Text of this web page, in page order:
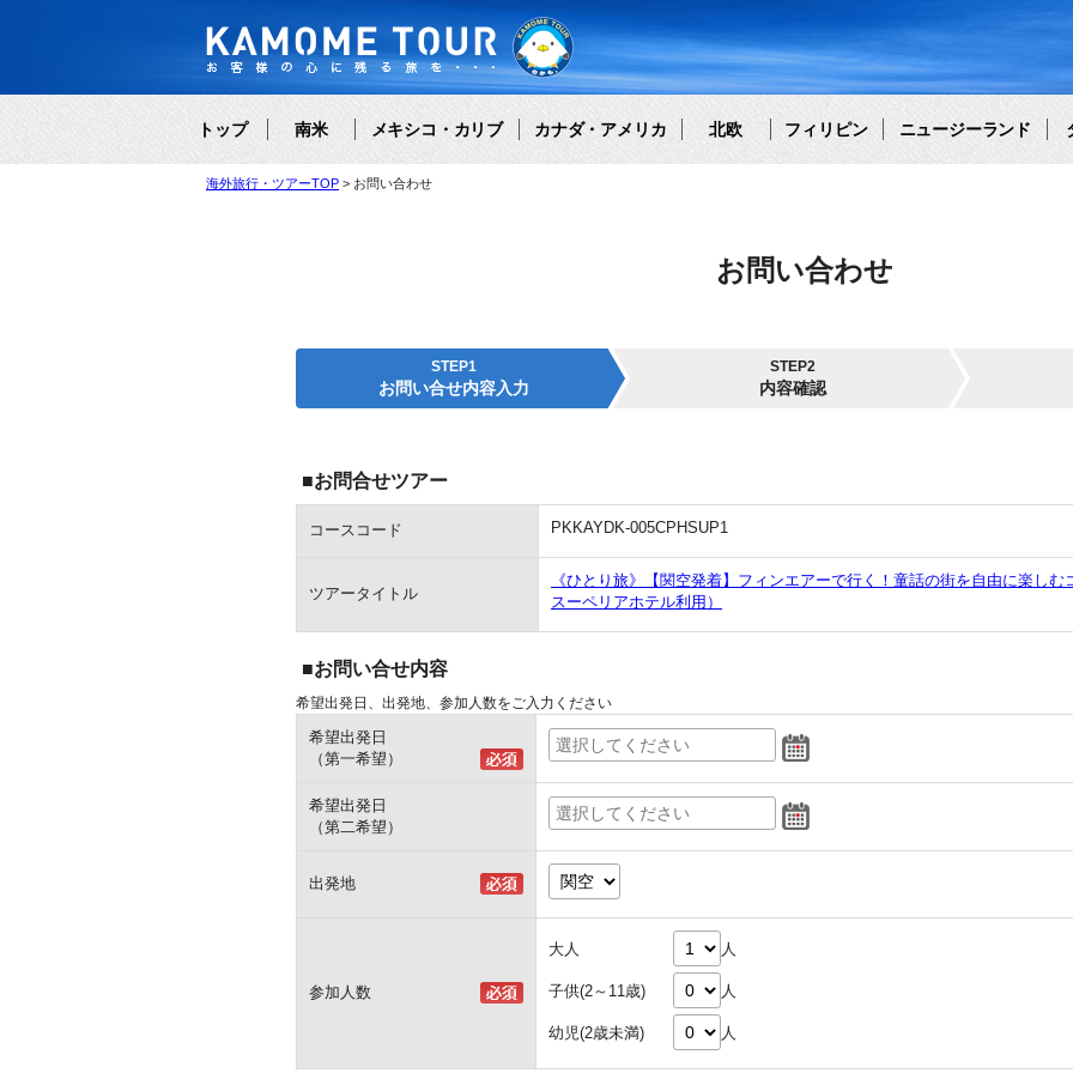
トップ 南米 メキシコ・カリブ カナダ・アメリカ 北欧 フィリピン ニュージーランド
海外旅行・ツアーTOP お問い合わせ
お問い合わせ
STEP1
お問い合せ内容入力
STEP2
内容確認
■お問合せツアー
コースコード PKKAYDK-005CPHSUP1
ツアータイトル
《ひとり旅》【関空発着】フィンエアーで行く！童話の街を自由に楽しむ
スーペリアホテル利用）
■お問い合せ内容
希望出発日、出発地、参加人数をご入力ください
希望出発日
（第一希望）
希望出発日
（第二希望）
出発地
参加人数
大人 人
子供(2～11歳) 人
幼児(2歳未満) 人